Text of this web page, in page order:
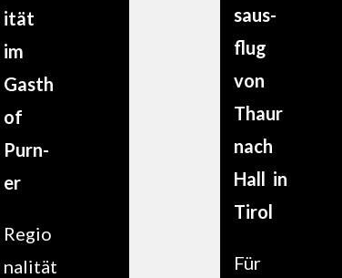
ität
im
Gasth
of
Purn­
er
Regio
n­al­ität
saus­
flug
von
Thaur
nach
Hall in
Tirol
Für